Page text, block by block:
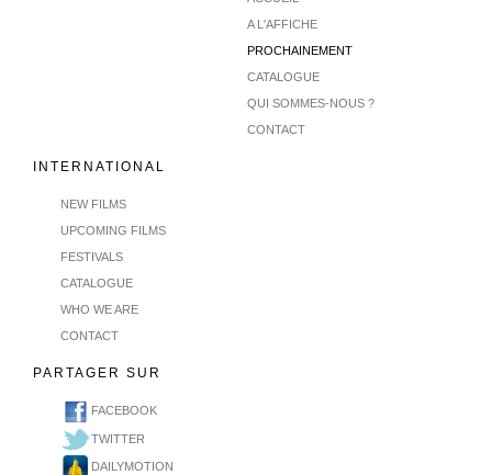
A L'AFFICHE
PROCHAINEMENT
CATALOGUE
QUI SOMMES-NOUS ?
CONTACT
INTERNATIONAL
NEW FILMS
UPCOMING FILMS
FESTIVALS
CATALOGUE
WHO WE ARE
CONTACT
PARTAGER SUR
FACEBOOK
TWITTER
DAILYMOTION